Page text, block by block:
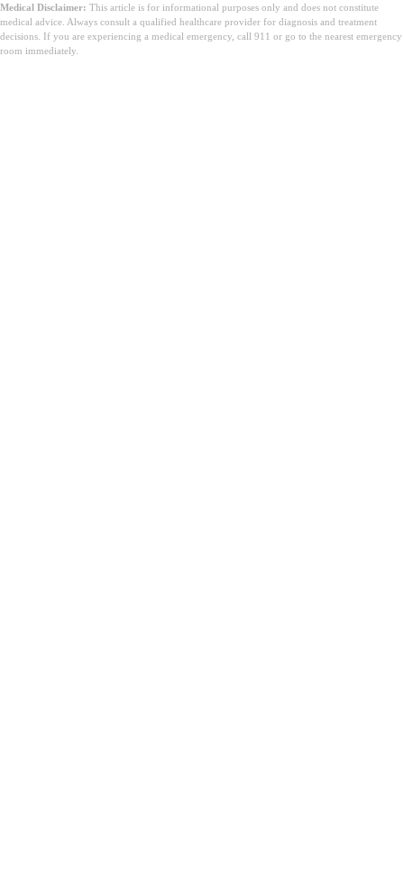
Medical Disclaimer: This article is for informational purposes only and does not constitute
medical advice. Always consult a qualified healthcare provider for diagnosis and treatment
decisions. If you are experiencing a medical emergency, call 911 or go to the nearest emergency
room immediately.